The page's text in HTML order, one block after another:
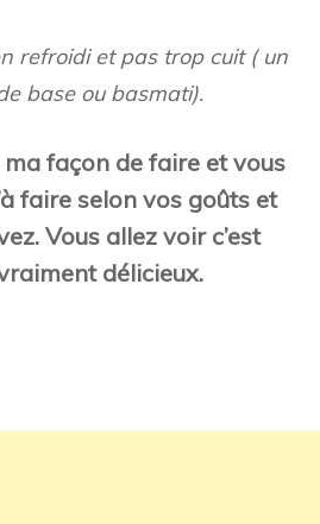
refroidi et pas trop cuit ( un
base ou basmati).
façon de faire et vous
faire selon vos goûts et
Vous allez voir c’est
délicieux.